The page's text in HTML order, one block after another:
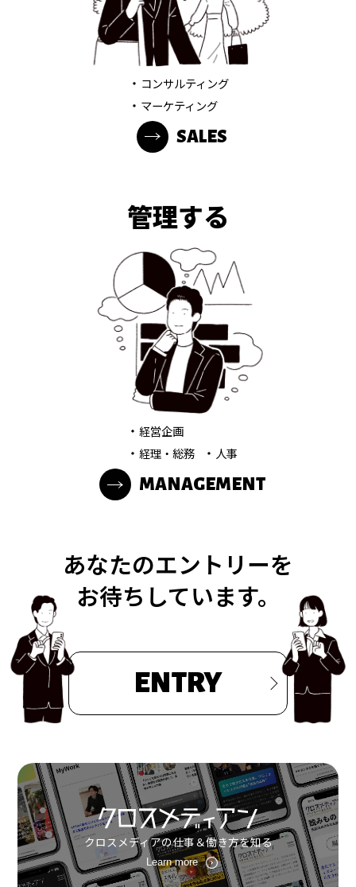
・ コンサルティング
・ マーケティング
SALES
管理する
・ 経営企画
・ 経理・総務 ・ 人事
MANAGEMENT
あなたのエントリーを
お待ちしています。
ENTRY
クロスメディアの仕事＆働き方を知る
Learn more